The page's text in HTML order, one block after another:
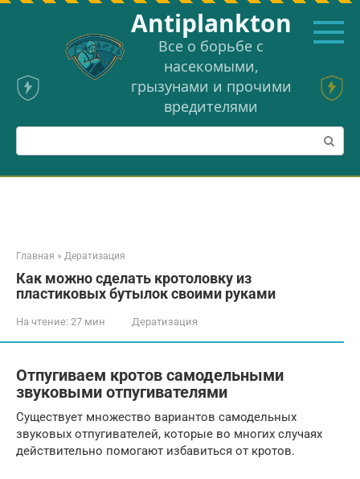
Перейти
Аntiplankton
Все о борьбе с
насекомыми,
грызунами и прочими
вредителями
Поиск:
Главная » Дератизация
Как можно сделать кротоловку из
пластиковых бутылок своими руками
На чтение: 27 мин Дератизация
Отпугиваем кротов самодельными
звуковыми отпугивателями
Существует множество вариантов самодельных
звуковых отпугивателей, которые во многих случаях
действительно помогают избавиться от кротов.